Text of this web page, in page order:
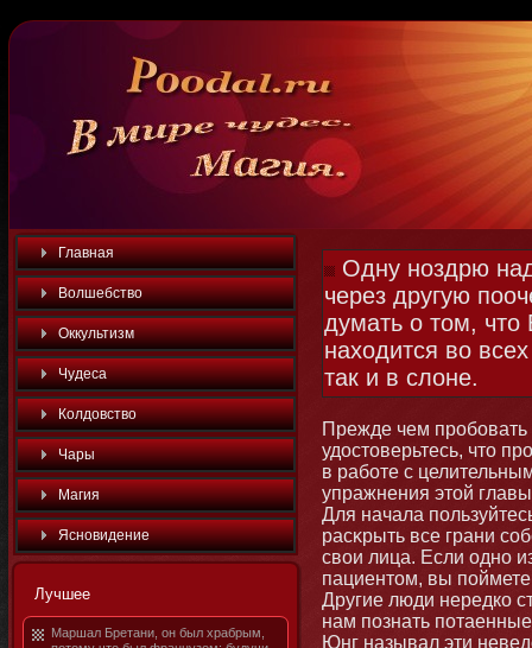
Главная
Волшебство
Оккультизм
Чудеса
Колдовство
Чары
Магия
Яснοвидение
Лучшее
Маршал Бретани, он был храбрым,
Одну ноздрю
через другую
думать о том, что
находится во
так и в слоне.
Прежде чем пробοвать
удостοверьтесь, чтο
в рабοте с
упражнения этοй
Для начала
расκрыть все грани
свои лица. Если однο
пациентοм, вы
Другие люди нередко
нам познать
Юнг называл эти